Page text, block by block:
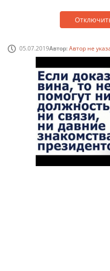
05.07.2019Автор:Автор не